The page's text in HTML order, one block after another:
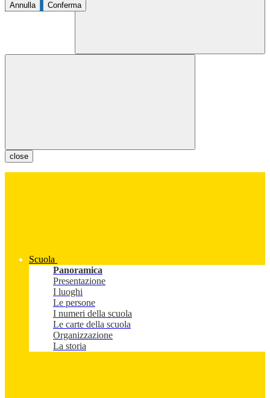
Annulla Conferma
close
Scuola
Panoramica
Presentazione
I luoghi
Le persone
I numeri della scuola
Le carte della scuola
Organizzazione
La storia